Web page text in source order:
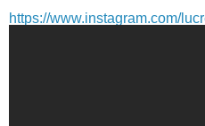
https://www.instagram.com/